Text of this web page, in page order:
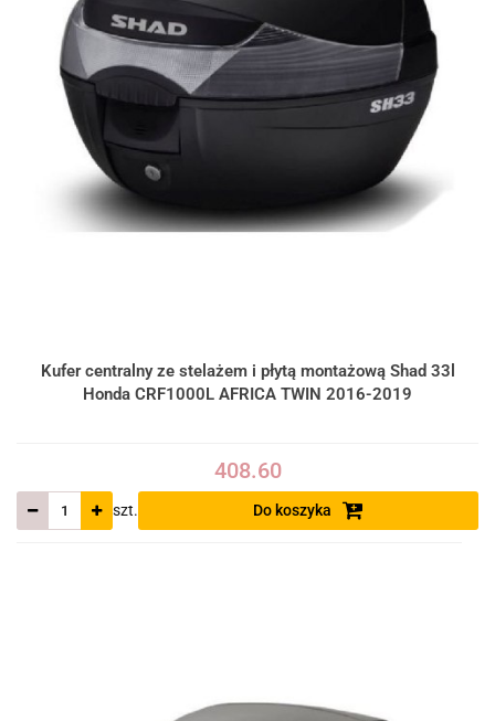
Kufer centralny ze stelażem i płytą montażową Shad 33l
Honda CRF1000L AFRICA TWIN 2016-2019
408.60
szt. Do koszyka